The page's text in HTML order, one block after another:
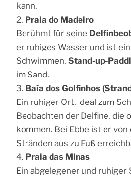
kann.
Praia do Madeiro
Berühmt für seine
er ruhiges Wasser und ist
Schwimmen, Stand-up-
im Sand.
Baía dos Golfinhos
Ein ruhiger Ort, ideal zum
Beobachten der Delfine, die
kommen. Bei Ebbe ist er
Stränden aus zu Fuß
Praia das Minas
Ein abgelegener und ruhiger